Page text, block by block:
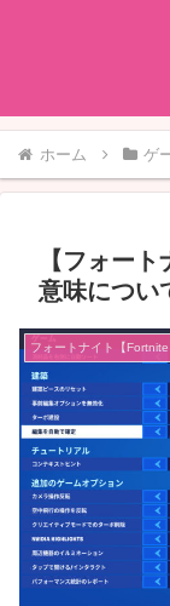
ホーム ゲ
【フォー
意味につい
フォートナイト【Fortnite